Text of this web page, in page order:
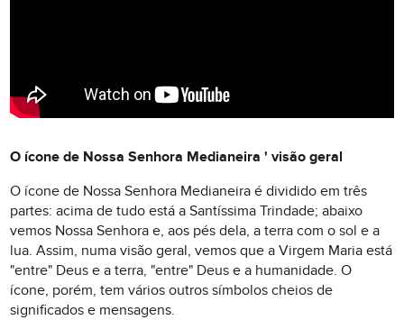
O ícone de Nossa Senhora Medianeira ' visão geral
O ícone de Nossa Senhora Medianeira é dividido em três
partes: acima de tudo está a Santíssima Trindade; abaixo
vemos Nossa Senhora e, aos pés dela, a terra com o sol e a
lua. Assim, numa visão geral, vemos que a Virgem Maria está
"entre" Deus e a terra, "entre" Deus e a humanidade. O
ícone, porém, tem vários outros símbolos cheios de
significados e mensagens.